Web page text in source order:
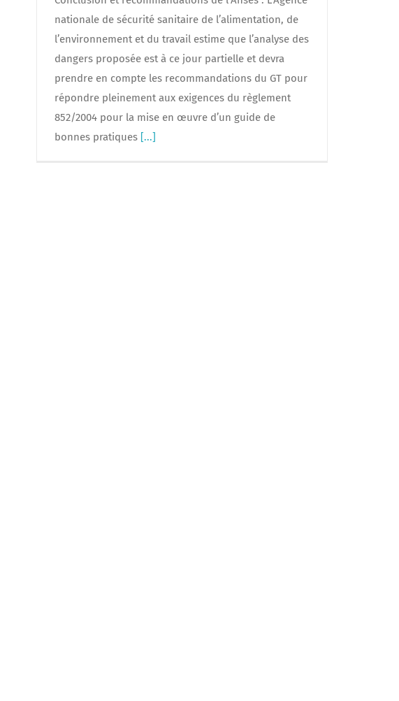
nationale de sécurité sanitaire de l’alimentation, de
l’environnement et du travail estime que l’analyse des
dangers proposée est à ce jour partielle et devra
prendre en compte les recommandations du GT pour
répondre pleinement aux exigences du règlement
852/2004 pour la mise en œuvre d’un guide de
bonnes pratiques [...]